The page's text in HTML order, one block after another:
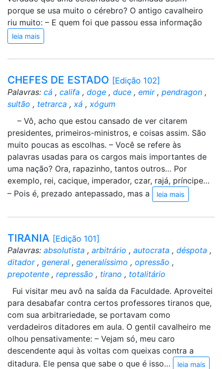
porque se usa muito o cérebro? O antigo cavalheiro
riu muito: – E quem foi que passou essa informação
leia mais
CHEFES DE ESTADO [Edição 102]
Palavras: cá , califa , doge , duce , emir, pendragon ,
sultão , tetrarca , xá , xógum
– Vô, acho que estou cansado de ver citarem
presidentes, primeiros-ministros, e coisas assim. São
muito poucas as escolhas. – Você se refere às
palavras usadas para os cargos mais importantes de
uma nação? Ora, rapazinho, tantos outros… Por
exemplo, rei, cacique, imperador, czar, rajá, príncipe…
– Pois é, prezado antepassado, mas a
leia mais
TIRANIA [Edição 101]
Palavras: absolutista , arbitrário , autocrata , déspota ,
ditador, general , generalíssimo , opressão ,
prepotente , repressão , tirano , totalitário
Fui visitar meu avô na saída da Faculdade. Aproveitei
para desabafar contra certos professores tiranos que,
com sua arbitrariedade, se portavam como
verdadeiros ditadores em aula. O gentil cavalheiro me
olhou pensativamente: – Vejam só, meu caro
descendente aqui às voltas com queixas contra a
ditadura. Ele pensa que sabe o que é isso…
leia mais